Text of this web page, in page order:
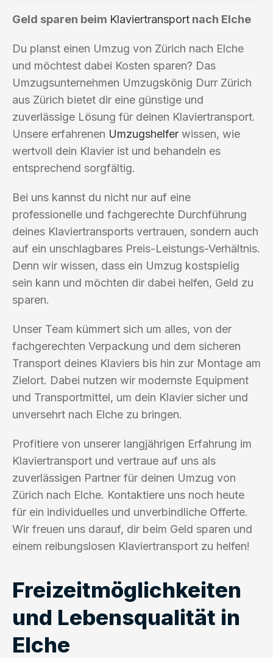
Geld sparen beim Klaviertransport nach Elche
Du planst einen Umzug von Zürich nach Elche
und möchtest dabei Kosten sparen? Das
Umzugsunternehmen Umzugskönig Durr Zürich
aus Zürich bietet dir eine günstige und
zuverlässige Lösung für deinen Klaviertransport.
Unsere erfahrenen Umzugshelfer wissen, wie
wertvoll dein Klavier ist und behandeln es
entsprechend sorgfältig.
Bei uns kannst du nicht nur auf eine
professionelle und fachgerechte Durchführung
deines Klaviertransports vertrauen, sondern auch
auf ein unschlagbares Preis-Leistungs-Verhältnis.
Denn wir wissen, dass ein Umzug kostspielig
sein kann und möchten dir dabei helfen, Geld zu
sparen.
Unser Team kümmert sich um alles, von der
fachgerechten Verpackung und dem sicheren
Transport deines Klaviers bis hin zur Montage am
Zielort. Dabei nutzen wir modernste Equipment
und Transportmittel, um dein Klavier sicher und
unversehrt nach Elche zu bringen.
Profitiere von unserer langjährigen Erfahrung im
Klaviertransport und vertraue auf uns als
zuverlässigen Partner für deinen Umzug von
Zürich nach Elche. Kontaktiere uns noch heute
für ein individuelles und unverbindliche Offerte.
Wir freuen uns darauf, dir beim Geld sparen und
einem reibungslosen Klaviertransport zu helfen!
Freizeitmöglichkeiten
und Lebensqualität in
Elche